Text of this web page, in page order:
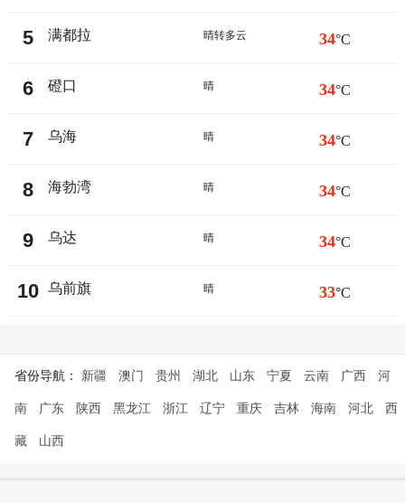
5 满都拉 晴转多云 34°C
6 磴口 晴 34°C
7 乌海 晴 34°C
8 海勃湾 晴 34°C
9 乌达 晴 34°C
10 乌前旗 晴 33°C
省份导航： 新疆 澳门 贵州 湖北 山东 宁夏 云南 广西 河
南 广东 陕西 黑龙江 浙江 辽宁 重庆 吉林 海南 河北 西
藏 山西